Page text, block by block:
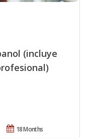
(incluye
18 Months